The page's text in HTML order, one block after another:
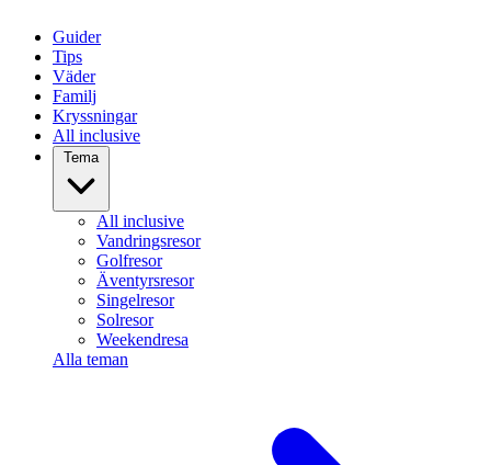
Guider
Tips
Väder
Familj
Kryssningar
All inclusive
Tema
All inclusive
Vandringsresor
Golfresor
Äventyrsresor
Singelresor
Solresor
Weekendresa
Alla teman